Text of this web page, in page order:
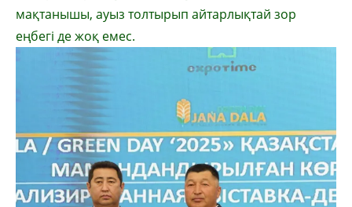
мақтанышы, ауыз толтырып айтарлықтай зор
еңбегі де жоқ емес.